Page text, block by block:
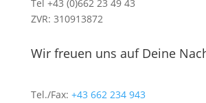
Tel +43 (0)662 23 49 43
ZVR: 310913872
Wir freuen uns auf Deine
Tel./Fax: +43 662 234 943